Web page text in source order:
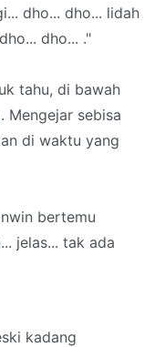
dho... dho... lidah
dho... ."
tahu, di bawah
Mengejar sebisa
di waktu yang
bertemu
jelas... tak ada
kadang